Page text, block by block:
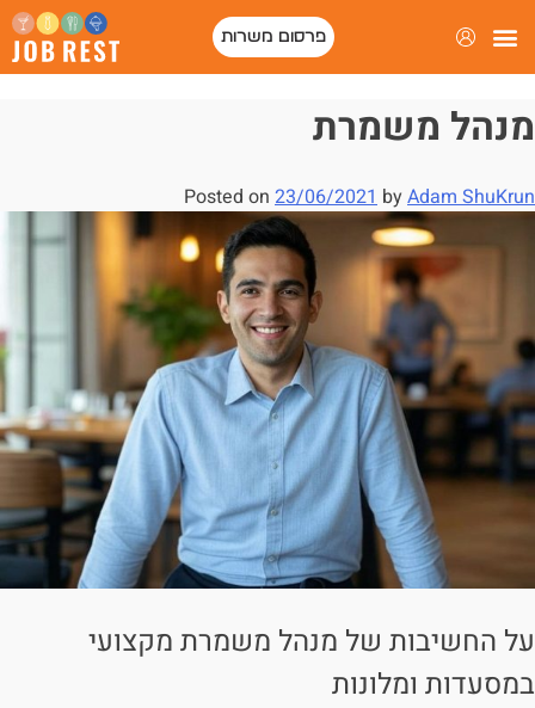
פרסום משרות
מנהל משמרת
Posted on 23/06/2021 byAdam ShuKrun
על החשיבות של מנהל משמרת מקצועי
במסעדות ומלונות